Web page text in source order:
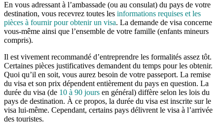
En vous adressant à l’ambassade (ou au consulat) du pays de votre
destination, vous recevrez toutes les informations requises et les
pièces à fournir pour obtenir un visa. La demande de visa concerne
vous-même ainsi que l’ensemble de votre famille (enfants mineurs
compris).
Il est vivement recommandé d’entreprendre les formalités assez tôt.
Certaines pièces justificatives demandent du temps pour les obtenir.
Quoi qu’il en soit, vous aurez besoin de votre passeport. La remise
du visa et son prix dépendent entièrement du pays en question. La
durée du visa (de 10 à 90 jours en général) diffère selon les lois du
pays de destination. À ce propos, la durée du visa est inscrite sur le
visa lui-même. Cependant, certains pays délivrent le visa à l’arrivée
des touristes.